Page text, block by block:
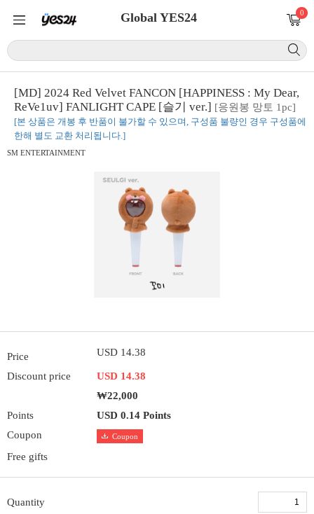
Global YES24 0
[MD] 2024 Red Velvet FANCON [HAPPINESS : My Dear,
ReVe1uv] FANLIGHT CAPE [슬기 ver.] [응원봉 망토 1pc]
[본 상품은 개봉 후 반품이 불가할 수 있으며, 구성품 불량인 경우 구성품에
한해 별도 교환 처리됩니다.]
SM ENTERTAINMENT
Price USD 14.38
Discount price
USD 14.38
₩22,000
Points
USD 0.14 Points
Coupon
Coupon
Free gifts
Quantity